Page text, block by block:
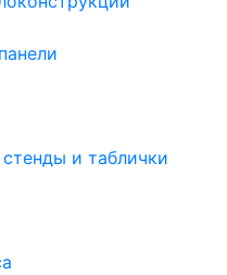
и таблички